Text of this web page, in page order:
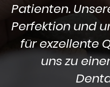
Patienten.
Perfektion und
für exzellente
uns zu